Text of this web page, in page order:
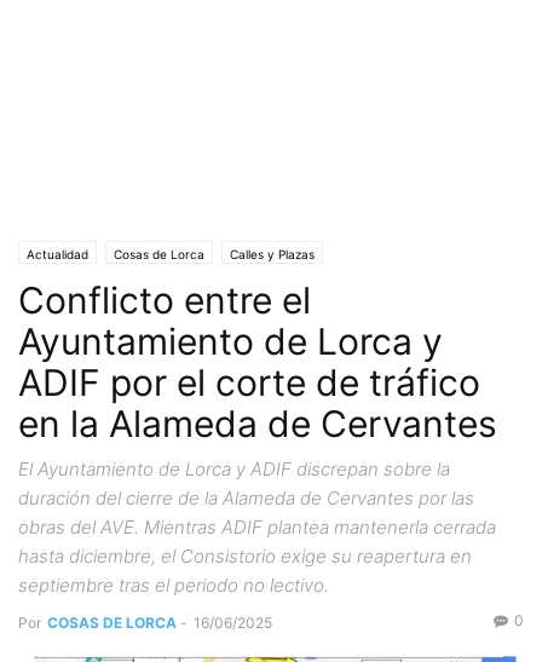
Actualidad Cosas de Lorca Calles y Plazas
Conflicto entre el
Ayuntamiento de Lorca y
ADIF por el corte de tráfico
en la Alameda de Cervantes
El Ayuntamiento de Lorca y ADIF discrepan sobre la
duración del cierre de la Alameda de Cervantes por las
obras del AVE. Mientras ADIF plantea mantenerla cerrada
hasta diciembre, el Consistorio exige su reapertura en
septiembre tras el periodo no lectivo.
Por COSAS DE LORCA - 16/06/2025 0